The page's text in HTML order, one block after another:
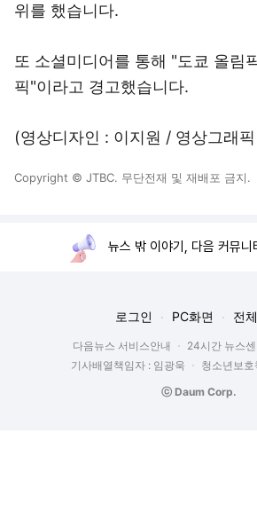
위를 했습니다.
또 소셜미디어를 통해 "도쿄 올림
픽"이라고 경고했습니다.
(영상디자인 : 이지원 / 영상그래
Copyright © JTBC. 무단전재 및 재배포 금지.
뉴스 밖 이야기, 다음 커뮤니
로그인 PC화면 전
다음뉴스 서비스안내 24시간 뉴스센
기사배열책임자 : 임광욱
청소년보호
ⓒ Daum Corp.